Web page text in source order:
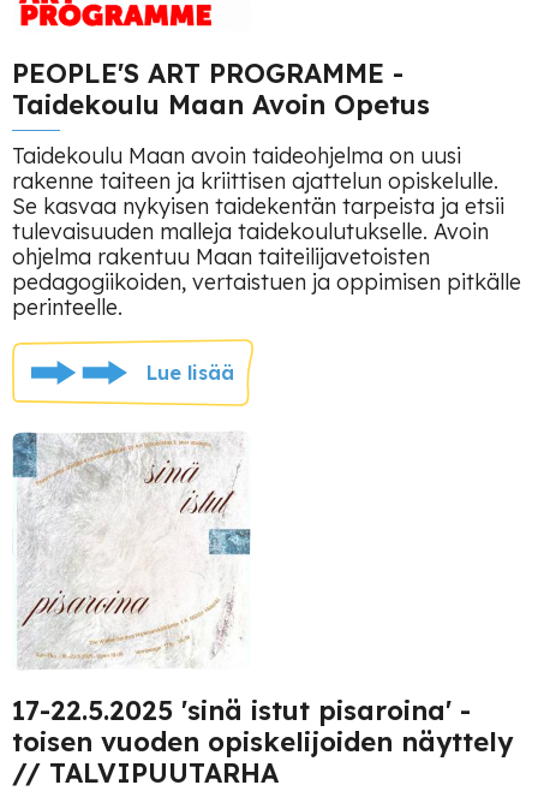
PEOPLE'S ART PROGRAMME -
Taidekoulu Maan Avoin Opetus
Taidekoulu Maan avoin taideohjelma on uusi
rakenne taiteen ja kriittisen ajattelun opiskelulle.
Se kasvaa nykyisen taidekentän tarpeista ja etsii
tulevaisuuden malleja taidekoulutukselle. Avoin
ohjelma rakentuu Maan taiteilijavetoisten
pedagogiikoiden, vertaistuen ja oppimisen pitkälle
perinteelle.
Lue lisää
17-22.5.2025 'sinä istut pisaroina' -
toisen vuoden opiskelijoiden näyttely
// TALVIPUUTARHA